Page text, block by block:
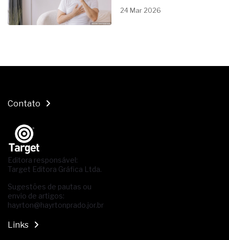
24 Mar 2026
Contato
Editora responsável:
Target Editora Gráfica Ltda.
Sugestões de pautas ou
envio de artigos:
hayrton@hayrtonprado.jor.br
Links